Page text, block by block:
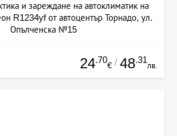
и зареждане на автоклиматик на
R1234yf от автоцентър Торнадо, ул.
Опълченска №15
24.70
€ / 48.31
лв.